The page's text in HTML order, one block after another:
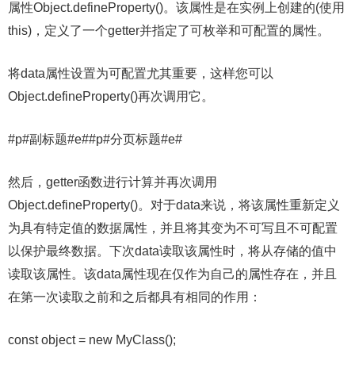
属性Object.defineProperty()。该属性是在实例上创建的(使用
this)，定义了一个getter并指定了可枚举和可配置的属性。
将data属性设置为可配置尤其重要，这样您可以
Object.defineProperty()再次调用它。
#p#副标题#e##p#分页标题#e#
然后，getter函数进行计算并再次调用
Object.defineProperty()。对于data来说，将该属性重新定义
为具有特定值的数据属性，并且将其变为不可写且不可配置
以保护最终数据。下次data读取该属性时，将从存储的值中
读取该属性。该data属性现在仅作为自己的属性存在，并且
在第一次读取之前和之后都具有相同的作用：
const object = new MyClass();